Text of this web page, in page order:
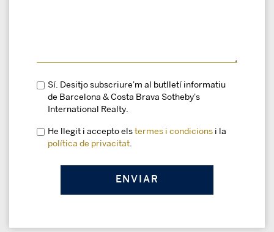
Sí. Desitjo subscriure'm al butlletí informatiu
de Barcelona & Costa Brava Sotheby's
International Realty.
He llegit i accepto els termes i condicions i la
política de privacitat